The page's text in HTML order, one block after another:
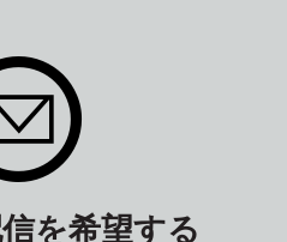
を希望する